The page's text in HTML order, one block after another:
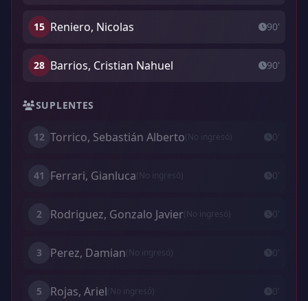
15 Reniero, Nicolas 90'
28 Barrios, Cristian Nahuel 90'
SUPLENTES
12 Torrico, Sebastián Alberto(No ingresó) 0'
41 Ferrari, Gianluca(No ingresó) 0'
2 Rodriguez, Gonzalo Javier(No ingresó) 0'
3 Perez, Damian(No ingresó) 0'
5 Rojas, Ariel(No ingresó) 0'